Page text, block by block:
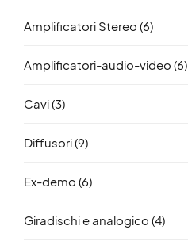
Amplificatori Stereo (6)
Amplificatori-audio-video (6)
Cavi(3)
Diffusori(9)
Ex-demo (6)
Giradischi e analogico (4)